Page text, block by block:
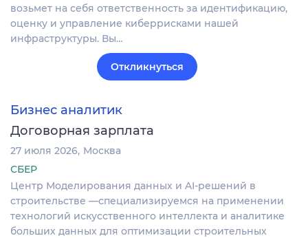
возьмет на себя ответственность за идентификацию,
оценку и управление киберрисками нашей
инфраструктуры. Вы…
Откликнуться
Бизнес аналитик
Договорная зарплата
27 июля 2026 Москва
СБЕР
Центр Моделирования данных и AI-решений в
строительстве —специализируемся на применении
технологий искусственного интеллекта и аналитике
больших данных для оптимизации строительных